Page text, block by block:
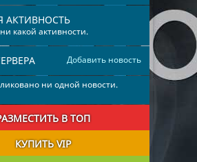
АКТИВНОСТЬ
какой активности.
Добавить новость
ни одной новости.
В ТОП
КУПИТЬ VIP